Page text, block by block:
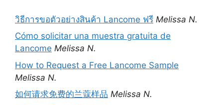
วิธีการขอตัวอย่างสินค้า Lancome ฟรี Melissa N.
Cómo solicitar una muestra gratuita de
Lancome Melissa N.
How to Request a Free Lancome Sample
Melissa N.
如何请求免费的兰蔻样品 Melissa N.